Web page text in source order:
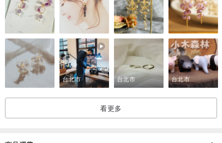
台北市 台北市 台北市
看更多